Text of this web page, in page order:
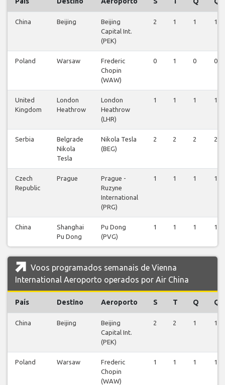
China Beijing
Beijing
Capital Int.
(PEK)
2 1 1 1
Poland Warsaw
Frederic
Chopin
(WAW)
0 1 0 0
United
Kingdom
London
Heathrow
London
Heathrow
(LHR)
1 1 1 1
Serbia
Belgrade
Nikola
Tesla
Nikola Tesla
(BEG)
2 2 2 2
Czech
Republic
Prague
Prague -
Ruzyne
International
(PRG)
1 1 1 1
China
Shanghai
Pu Dong
Pu Dong
(PVG)
1 1 1 1
Voos programados semanais de Vienna
International Aeroporto operados por Air China
País Destino Aeroporto S T Q Q
China Beijing
Beijing
Capital Int.
(PEK)
2 2 1 1
Poland Warsaw
Frederic
Chopin
(WAW)
1 1 1 1